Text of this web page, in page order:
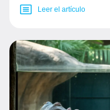
Leer el artículo